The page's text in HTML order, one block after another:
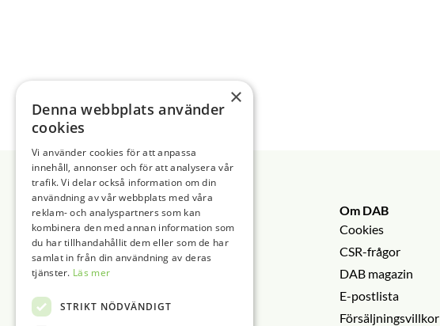
Sidfot
Om DAB
Cookies
CSR-frågor
DAB magazin
E-postlista
Försäljningsvillkor
×
Denna webbplats använder
cookies
Vi använder cookies för att anpassa
innehåll, annonser och för att analysera vår
trafik. Vi delar också information om din
användning av vår webbplats med våra
reklam- och analyspartners som kan
kombinera den med annan information som
du har tillhandahållit dem eller som de har
samlat in från din användning av deras
tjänster. Läs mer
STRIKT NÖDVÄNDIGT